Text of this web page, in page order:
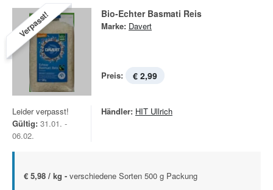
Verpasst! Bio-Echter Basmati Reis
Marke: Davert
Preis: € 2,99
Leider verpasst!
Gültig: 31.01. -
06.02.
Händler: HIT Ullrich
€ 5,98 / kg - verschiedene Sorten 500 g Packung